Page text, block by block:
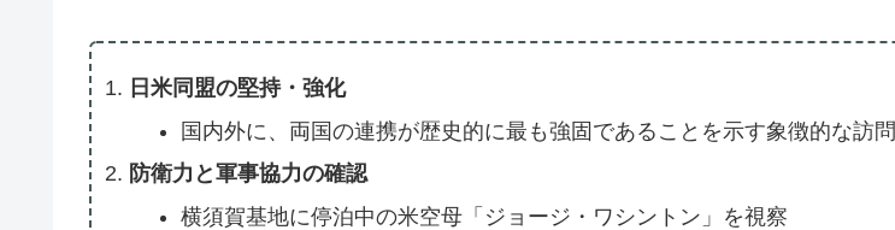
日米同盟の堅持・強化
国内外に、両国の連携が歴史的に最も強固であることを示す象徴的な訪問
防衛力と軍事協力の確認
横須賀基地に停泊中の米空母「ジョージ・ワシントン」を視察